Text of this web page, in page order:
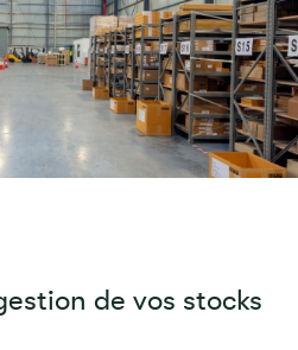
de vos stocks